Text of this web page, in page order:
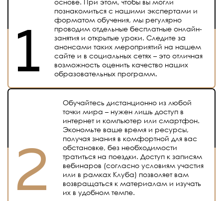
познакомиться с нашими экспертами и
форматом обучения, мы регулярно
проводим отдельные бесплатные онлайн-
занятия и открытые уроки. Следите за
анонсами таких мероприятий на нашем
сайте и в социальных сетях – это отличная
возможность оценить качество наших
образовательных программ.
Обучайтесь дистанционно из любой
точки мира – нужен лишь доступ в
интернет и компьютер или смартфон.
Экономьте ваше время и ресурсы,
получая знания в комфортной для вас
обстановке, без необходимости
тратиться на поездки. Доступ к записям
вебинаров (согласно условиям участия
или в рамках Клуба) позволяет вам
возвращаться к материалам и изучать
их в удобном темпе.